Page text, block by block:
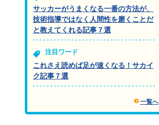
サッカーがうまくなる一番の方法が、
技術指導ではなく人間性を磨くことだ
と教えてくれる記事７選
注目ワード
これさえ読めば足が速くなる！サカイ
ク記事７選
一覧へ